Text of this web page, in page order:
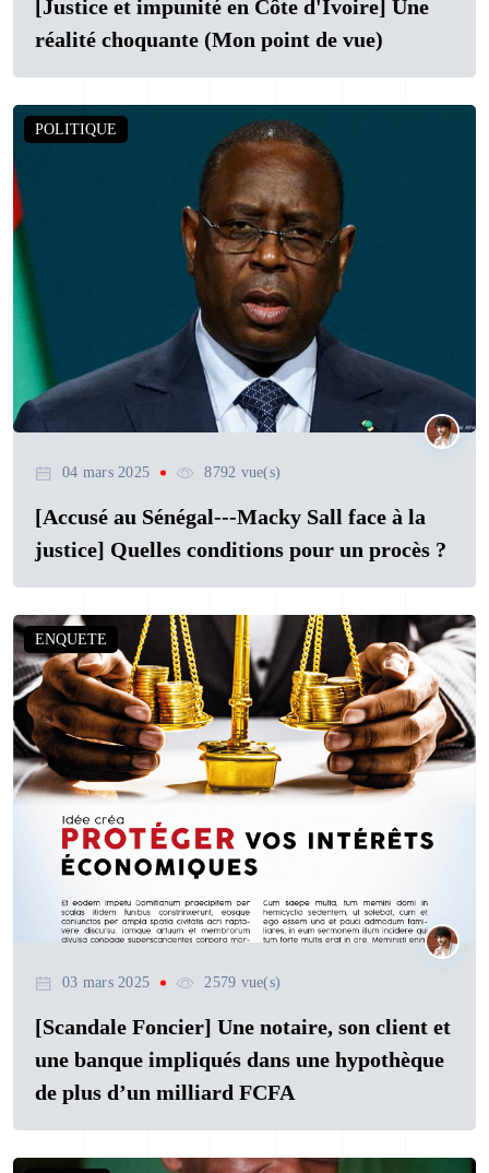
[Justice et impunité en Côte d'Ivoire] Une
réalité choquante (Mon point de vue)
POLITIQUE
04 mars 2025 8792 vue(s)
[Accusé au Sénégal---Macky Sall face à la
justice] Quelles conditions pour un procès ?
ENQUETE
03 mars 2025 2579 vue(s)
[Scandale Foncier] Une notaire, son client et
une banque impliqués dans une hypothèque
de plus d’un milliard FCFA